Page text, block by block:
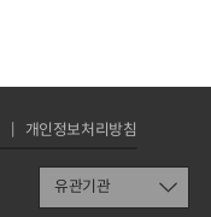
개인정보처리방침
유관기관